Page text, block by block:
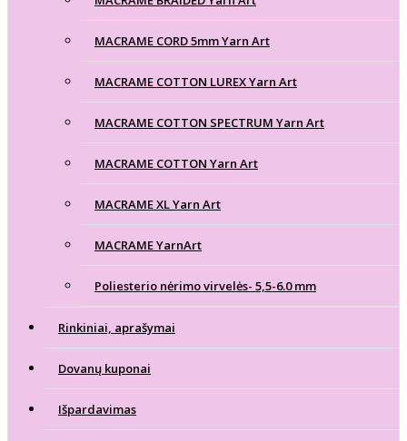
MACRAME CORD 5mm Yarn Art
MACRAME COTTON LUREX Yarn Art
MACRAME COTTON SPECTRUM Yarn Art
MACRAME COTTON Yarn Art
MACRAME XL Yarn Art
MACRAME YarnArt
Poliesterio nėrimo virvelės- 5,5-6.0 mm
Rinkiniai, aprašymai
Dovanų kuponai
Išpardavimas